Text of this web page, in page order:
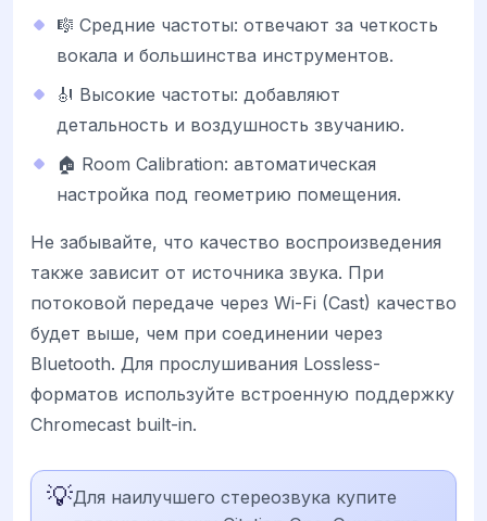
🎼 Средние частоты: отвечают за четкость
вокала и большинства инструментов.
🎻 Высокие частоты: добавляют
детальность и воздушность звучанию.
🏠 Room Calibration: автоматическая
настройка под геометрию помещения.
Не забывайте, что качество воспроизведения
также зависит от источника звука. При
потоковой передаче через Wi-Fi (Cast) качество
будет выше, чем при соединении через
Bluetooth. Для прослушивания Lossless-
форматов используйте встроенную поддержку
Chromecast built-in.
💡Для наилучшего стереозвука купите